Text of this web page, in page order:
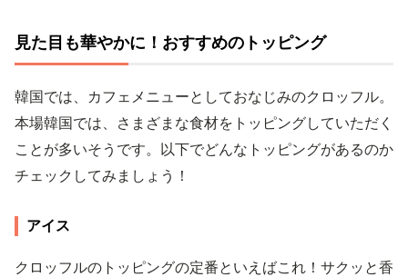
見た目も華やかに！おすすめのトッピング
韓国では、カフェメニューとしておなじみのクロッフル。
本場韓国では、さまざまな食材をトッピングしていただく
ことが多いそうです。以下でどんなトッピングがあるのか
チェックしてみましょう！
アイス
クロッフルのトッピングの定番といえばこれ！サクッと香